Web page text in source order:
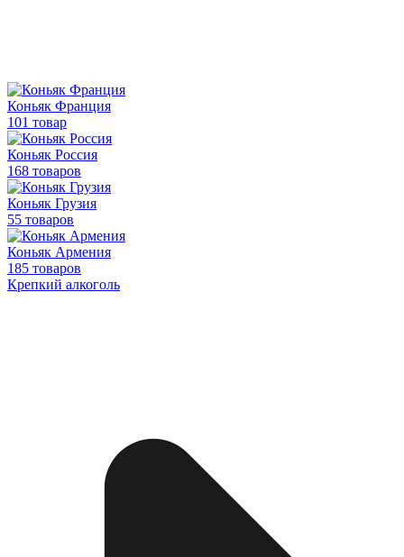
Коньяк Франция
101 товар
Коньяк Россия
168 товаров
Коньяк Грузия
55 товаров
Коньяк Армения
185 товаров
Крепкий алкоголь